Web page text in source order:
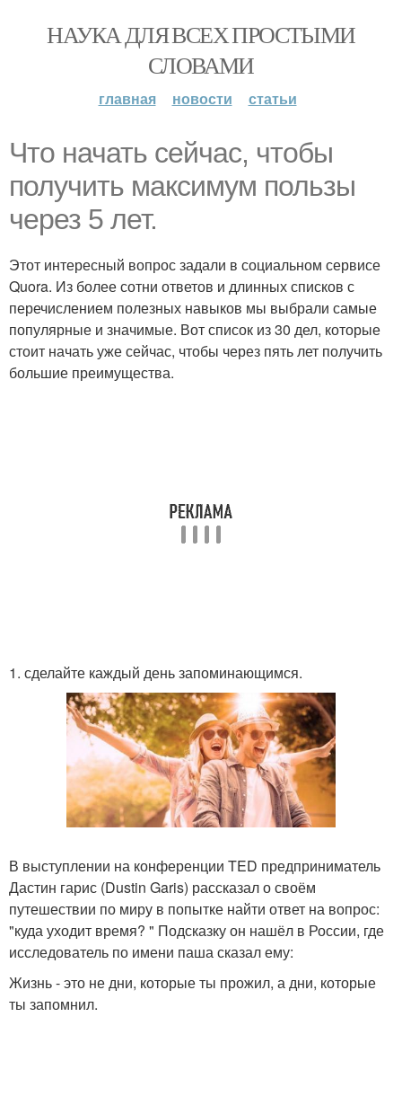
НАУКА ДЛЯ ВСЕХ ПРОСТЫМИ
СЛОВАМИ
главная новости статьи
Что начать сейчас, чтобы
получить максимум пользы
через 5 лет.
Этот интересный вопрос задали в социальном сервисе
Quora. Из более сотни ответов и длинных списков с
перечислением полезных навыков мы выбрали самые
популярные и значимые. Вот список из 30 дел, которые
стоит начать уже сейчас, чтобы через пять лет получить
большие преимущества.
1. сделайте каждый день запоминающимся.
В выступлении на конференции TED предприниматель
Дастин гарис (Dustin Garis) рассказал о своём
путешествии по миру в попытке найти ответ на вопрос:
"куда уходит время? " Подсказку он нашёл в России, где
исследователь по имени паша сказал ему:
Жизнь - это не дни, которые ты прожил, а дни, которые
ты запомнил.